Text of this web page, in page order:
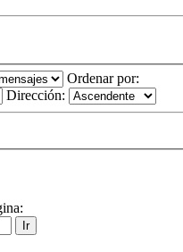
Ordenar por:
Dirección: